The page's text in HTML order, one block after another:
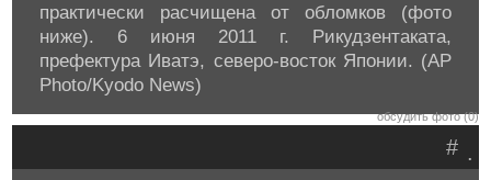
практически расчищена от обломков (фото
ниже). 6 июня 2011 г. Рикудзентаката,
префектура Иватэ, северо-восток Японии. (AP
Photo/Kyodo News)
обсудить фото (0)
.
#